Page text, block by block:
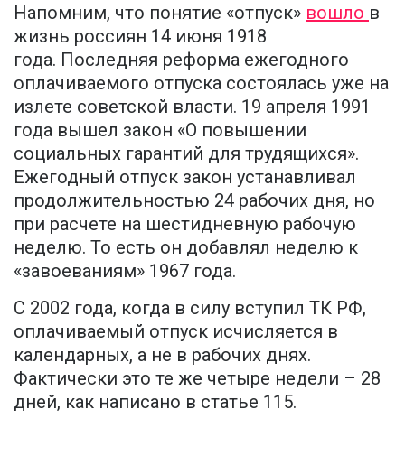
Напомним, что понятие «отпуск» вошло в
жизнь россиян 14 июня 1918
года. Последняя реформа ежегодного
оплачиваемого отпуска состоялась уже на
излете советской власти. 19 апреля 1991
года вышел закон «О повышении
социальных гарантий для трудящихся».
Ежегодный отпуск закон устанавливал
продолжительностью 24 рабочих дня, но
при расчете на шестидневную рабочую
неделю. То есть он добавлял неделю к
«завоеваниям» 1967 года.
С 2002 года, когда в силу вступил ТК РФ,
оплачиваемый отпуск исчисляется в
календарных, а не в рабочих днях.
Фактически это те же четыре недели – 28
дней, как написано в статье 115.